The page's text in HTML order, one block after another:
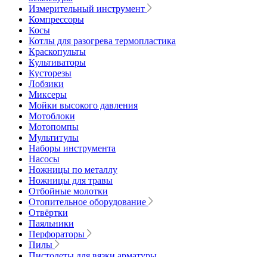
Измерительный инструмент
Компрессоры
Косы
Котлы для разогрева термопластика
Краскопульты
Культиваторы
Кусторезы
Лобзики
Миксеры
Мойки высокого давления
Мотоблоки
Мотопомпы
Мультитулы
Наборы инструмента
Насосы
Ножницы по металлу
Ножницы для травы
Отбойные молотки
Отопительное оборудование
Отвёртки
Паяльники
Перфораторы
Пилы